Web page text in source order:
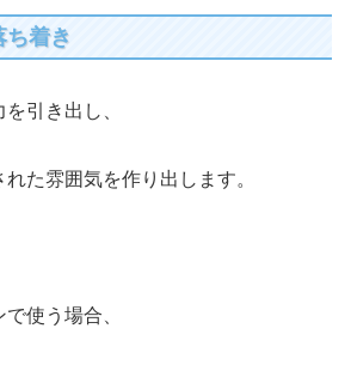
ち着き
引き出し、
た雰囲気を作り出します。
使う場合、